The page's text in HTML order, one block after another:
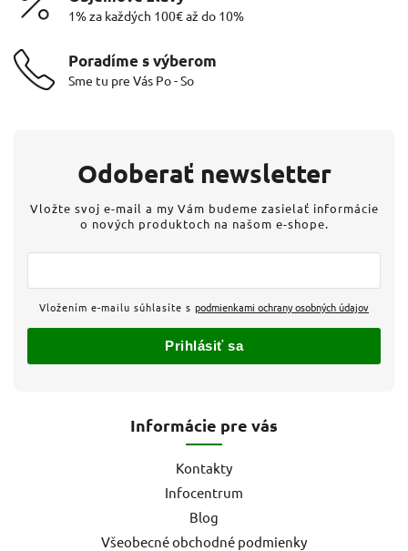
1% za každých 100€ až do 10%
Poradíme s výberom
Sme tu pre Vás Po - So
Informácie pre vás
Kontakty
Infocentrum
Blog
Všeobecné obchodné podmienky
Odoberať newsletter
Vložte svoj e-mail a my Vám budeme zasielať informácie
o nových produktoch na našom e-shope.
Vložením e-mailu súhlasíte s podmienkami ochrany osobných údajov
Prihlásiť sa